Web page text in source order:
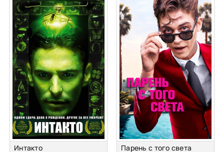
Интакто Парень с того света